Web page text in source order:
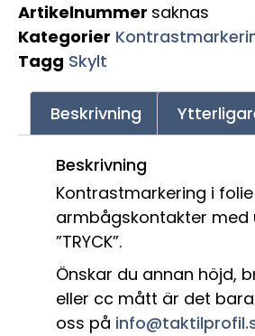
Artikelnummer saknas
Kategorier
Tagg Skylt
Beskrivning
Beskrivning
Kontrastmarkering i
armbågskontakter med
”TRYCK”.
Önskar du annan höjd,
eller cc mått är det
oss på